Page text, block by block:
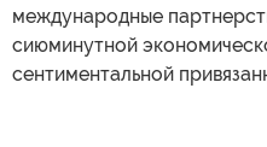
международные
сиюминутной
сентиментальной